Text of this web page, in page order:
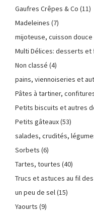
Gaufres Crêpes & Co (11)
Madeleines (7)
mijoteuse, cuisson douce
Multi Délices: desserts et
Non classé (4)
pains, viennoiseries et
Pâtes à tartiner,
Petits biscuits et autres
Petits gâteaux(53)
salades, crudités,
Sorbets (6)
Tartes, tourtes (40)
Trucs et astuces au fil
un peu de sel(15)
Yaourts (9)